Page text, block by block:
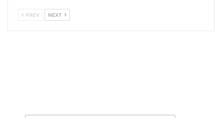
PREV NEXT